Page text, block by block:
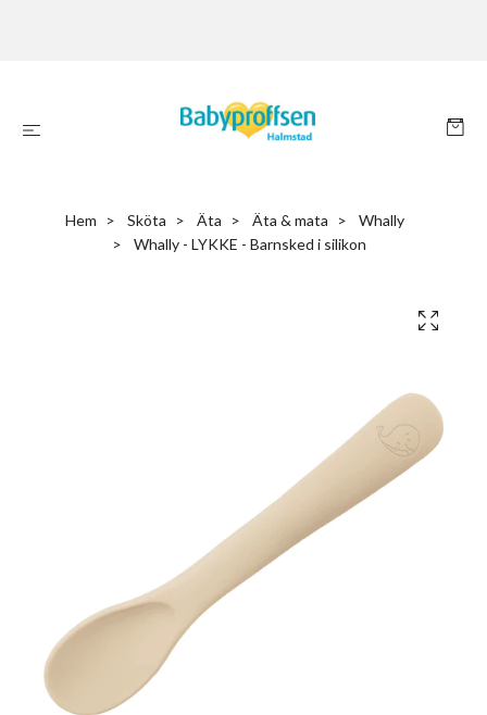
Hem Sköta Äta Äta & mata
Whally
Whally - LYKKE - Barnsked i silikon